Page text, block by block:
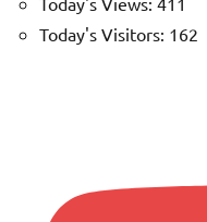
Today's Visitors: 162